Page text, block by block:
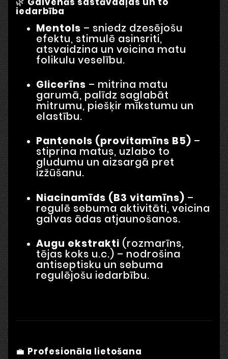
iedarbība
Mentols – sniedz dzesējošu
efektu, stimulē asinsriti,
atsvaidzina un veicina matu
folikulu veselību.
Glicerīns – mitrina matu
garumā, palīdz saglabāt
mitrumu, piešķir mīkstumu un
elastību.
Pantenols (provitamīns B5) –
stiprina matus, uzlabo to
gludumu un aizsargā pret
izžūšanu.
Niacinamīds (B3 vitamīns) –
regulē sebuma aktivitāti, veicina
galvas ādas atjaunošanos.
Augu ekstrakti (rozmarīns,
tējas koks u.c.) – nodrošina
antiseptisku un sebuma
regulējošu iedarbību.
💼 Profesionāla lietošana